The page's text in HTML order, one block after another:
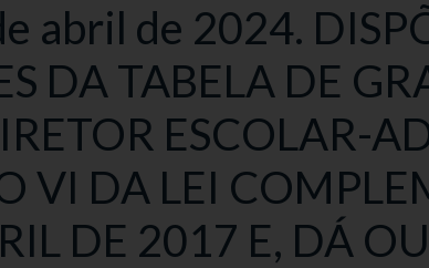
abril de 2024.
DA TABELA DE
ESCOLAR-
VI DA LEI
DE 2017 E, DÁ